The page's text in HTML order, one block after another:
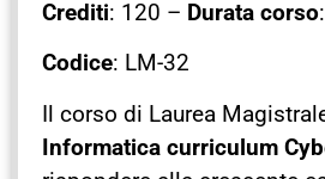
Crediti: 120 – Durata corso
Codice: LM-32
Il corso di Laurea
Informatica curriculum